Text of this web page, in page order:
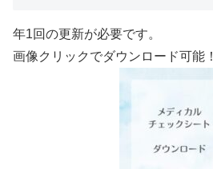
年1回の更新が必要です。
画像クリックでダウンロード可能！